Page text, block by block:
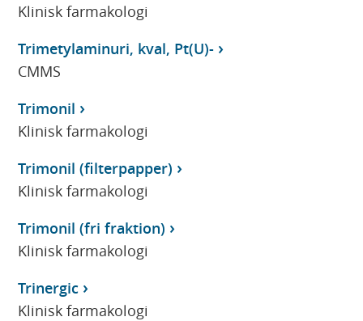
Klinisk farmakologi
Trimetylaminuri, kval, Pt(U)-
CMMS
Trimonil
Klinisk farmakologi
Trimonil (filterpapper)
Klinisk farmakologi
Trimonil (fri fraktion)
Klinisk farmakologi
Trinergic
Klinisk farmakologi